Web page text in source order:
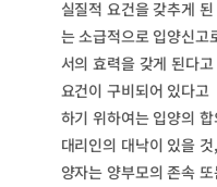
실질적 요건을 갖추게
는 소급적으로 입양신고
서의 효력을 갖게 된다
요건이 구비되어 있다고
하기 위하여는 입양의
대리인의 대낙이 있을 것,
양자는 양부모의 존속